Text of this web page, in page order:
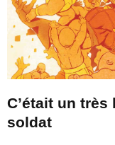
C’était un
soldat